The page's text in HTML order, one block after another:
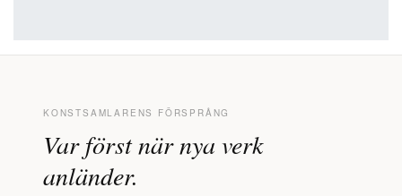
KONSTSAMLARENS FÖRSPRÅNG
Var först när nya verk
anländer.